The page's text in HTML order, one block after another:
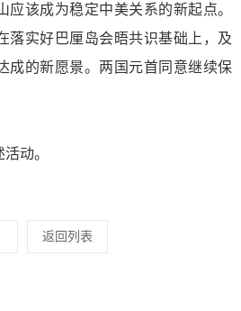
应该成为稳定中美关系的新起点。
落实好巴厘岛会晤共识基础上，及
成的新愿景。两国元首同意继续保
动。
返回列表